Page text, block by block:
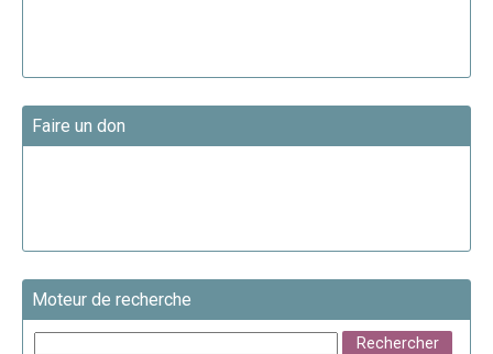
Faire un don
Moteur de recherche